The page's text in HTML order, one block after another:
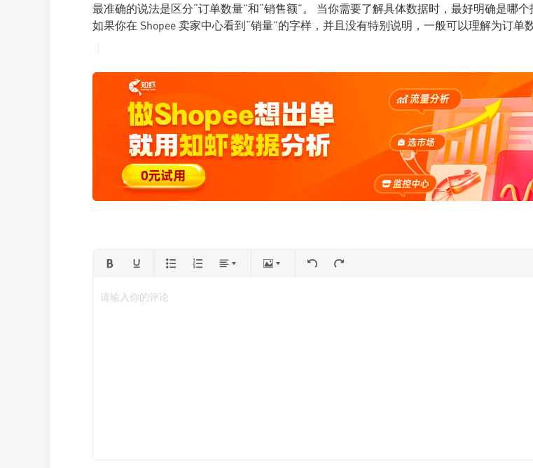
最准确的说法是区分“订单数量”和“销售额”。 当你需要了解具体数据时，最好明确是哪个
如果你在 Shopee 卖家中心看到“销量”的字样，并且没有特别说明，一般可以理解为订单数
请输入你的评论